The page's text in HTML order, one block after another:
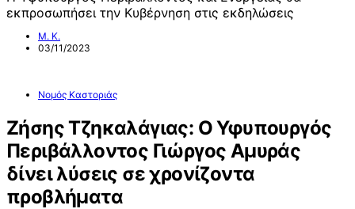
εκπροσωπήσει την Κυβέρνηση στις εκδηλώσεις
Μ. Κ.
03/11/2023
Νομός Καστοριάς
Ζήσης Τζηκαλάγιας: Ο Υφυπουργός
Περιβάλλοντος Γιώργος Αμυράς
δίνει λύσεις σε χρονίζοντα
προβλήματα